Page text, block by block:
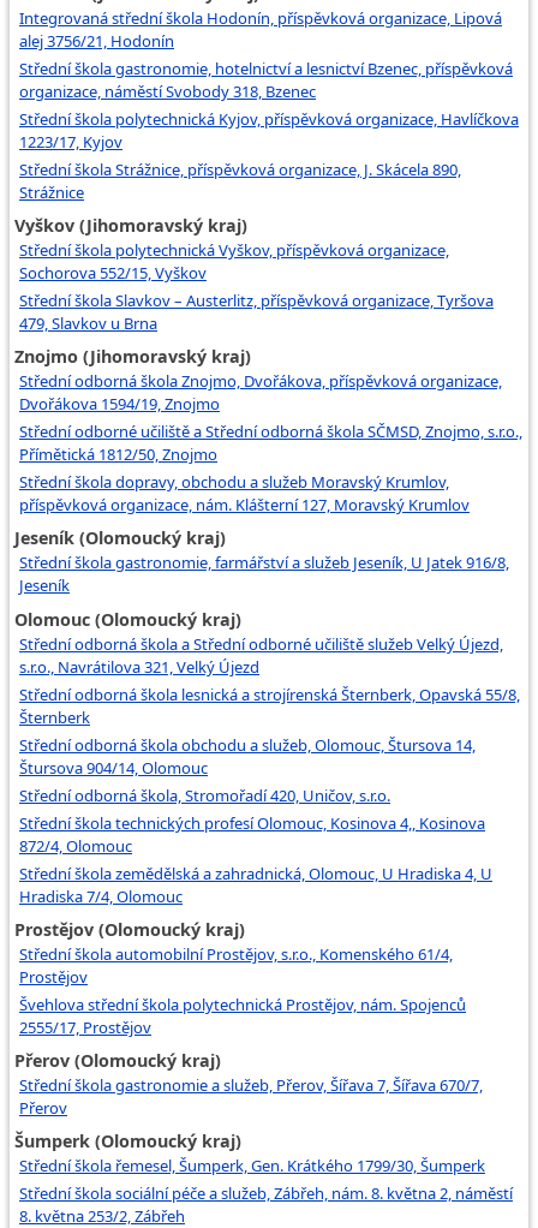
Integrovaná střední škola Hodonín, příspěvková organizace, Lipová
alej 3756/21, Hodonín
Střední škola gastronomie, hotelnictví a lesnictví Bzenec, příspěvková
organizace, náměstí Svobody 318, Bzenec
Střední škola polytechnická Kyjov, příspěvková organizace, Havlíčkova
1223/17, Kyjov
Střední škola Strážnice, příspěvková organizace, J. Skácela 890,
Strážnice
Vyškov (Jihomoravský kraj)
Střední škola polytechnická Vyškov, příspěvková organizace,
Sochorova 552/15, Vyškov
Střední škola Slavkov – Austerlitz, příspěvková organizace, Tyršova
479, Slavkov u Brna
Znojmo (Jihomoravský kraj)
Střední odborná škola Znojmo, Dvořákova, příspěvková organizace,
Dvořákova 1594/19, Znojmo
Střední odborné učiliště a Střední odborná škola SČMSD, Znojmo, s.r.o.,
Přímětická 1812/50, Znojmo
Střední škola dopravy, obchodu a služeb Moravský Krumlov,
příspěvková organizace, nám. Klášterní 127, Moravský Krumlov
Jeseník (Olomoucký kraj)
Střední škola gastronomie, farmářství a služeb Jeseník, U Jatek 916/8,
Jeseník
Olomouc (Olomoucký kraj)
Střední odborná škola a Střední odborné učiliště služeb Velký Újezd,
s.r.o., Navrátilova 321, Velký Újezd
Střední odborná škola lesnická a strojírenská Šternberk, Opavská 55/8,
Šternberk
Střední odborná škola obchodu a služeb, Olomouc, Štursova 14,
Štursova 904/14, Olomouc
Střední odborná škola, Stromořadí 420, Uničov, s.r.o.
Střední škola technických profesí Olomouc, Kosinova 4,, Kosinova
872/4, Olomouc
Střední škola zemědělská a zahradnická, Olomouc, U Hradiska 4, U
Hradiska 7/4, Olomouc
Prostějov (Olomoucký kraj)
Střední škola automobilní Prostějov, s.r.o., Komenského 61/4,
Prostějov
Švehlova střední škola polytechnická Prostějov, nám. Spojenců
2555/17, Prostějov
Přerov (Olomoucký kraj)
Střední škola gastronomie a služeb, Přerov, Šířava 7, Šířava 670/7,
Přerov
Šumperk (Olomoucký kraj)
Střední škola řemesel, Šumperk, Gen. Krátkého 1799/30, Šumperk
Střední škola sociální péče a služeb, Zábřeh, nám. 8. května 2, náměstí
8. května 253/2, Zábřeh